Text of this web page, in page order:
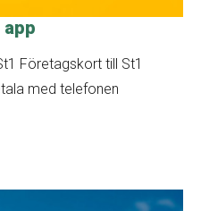
Företagskort till St1
med telefonen